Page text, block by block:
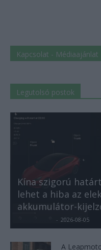
Kapcsolat - Médiaajánlat
Legutolsó postok
Kína szigorú
lehet a hiba az
akkumulátor-
- 2026-08-05
A